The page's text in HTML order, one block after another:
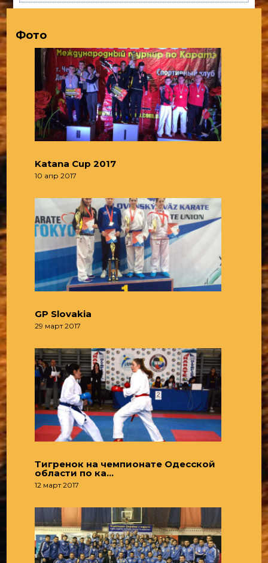
Фото
Katana Cup 2017
10 апр 2017
GP Slovakia
29 март 2017
Тигренок на чемпионате Одесской
области по ка…
12 март 2017